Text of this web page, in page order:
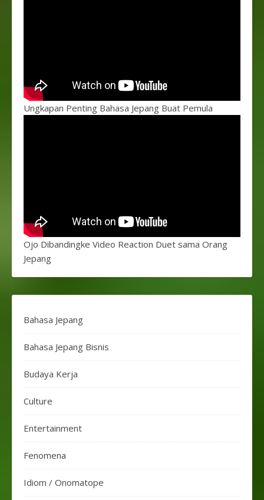
Ungkapan Penting Bahasa Jepang Buat Pemula
Ojo Dibandingke Video Reaction Duet sama Orang
Jepang
Bahasa Jepang
Bahasa Jepang Bisnis
Budaya Kerja
Culture
Entertainment
Fenomena
Idiom / Onomatope